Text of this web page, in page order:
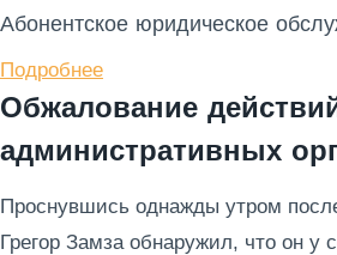
Абонентское юридическое
Подробнее
Обжалование
административных
Проснувшись однажды утром
Грегор Замза обнаружил, что он у